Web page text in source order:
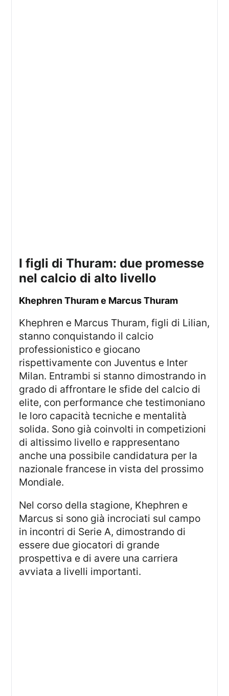
i figli di Thuram: due promesse
nel calcio di alto livello
Khephren Thuram e Marcus Thuram
Khephren e Marcus Thuram, figli di Lilian,
stanno conquistando il calcio
professionistico e giocano
rispettivamente con Juventus e Inter
Milan. Entrambi si stanno dimostrando in
grado di affrontare le sfide del calcio di
elite, con performance che testimoniano
le loro capacità tecniche e mentalità
solida. Sono già coinvolti in competizioni
di altissimo livello e rappresentano
anche una possibile candidatura per la
nazionale francese in vista del prossimo
Mondiale.
Nel corso della stagione, Khephren e
Marcus si sono già incrociati sul campo
in incontri di Serie A, dimostrando di
essere due giocatori di grande
prospettiva e di avere una carriera
avviata a livelli importanti.